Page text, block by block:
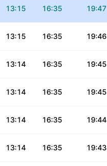
13:15 16:35 19:47
13:15 16:35 19:46
13:14 16:35 19:45
13:14 16:35 19:45
13:14 16:35 19:44
13:14 16:35 19:43